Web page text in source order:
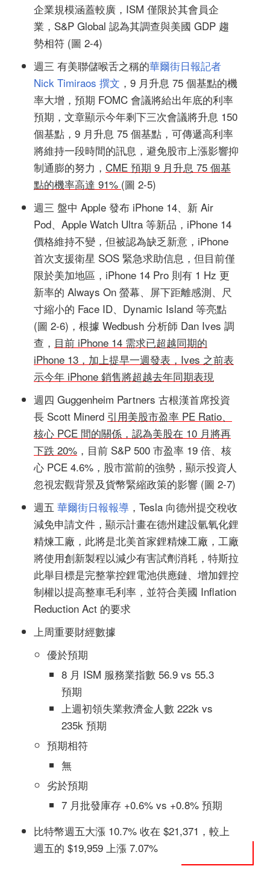
企業規模涵蓋較廣，ISM 僅限於其會員企
業，S&P Global 認為其調查與美國 GDP 趨
勢相符 (圖 2-4)
週三 有美聯儲喉舌之稱的華爾街日報記者
Nick Timiraos 撰文 ，9 月升息 75 個基點的機
率大增，預期 FOMC 會議將給出年底的利率
預期，文章顯示今年剩下三次會議將升息 150
個基點，9 月升息 75 個基點，可傳遞高利率
將維持一段時間的訊息，避免股市上漲影響抑
制通膨的努力， CME 預期 9 月升息 75 個基
點的機率高達 91% (圖 2-5)
週三 盤中 Apple 發布 iPhone 14、新 Air
Pod、Apple Watch Ultra 等新品，iPhone 14
價格維持不變，但被認為缺乏新意，iPhone
首次支援衛星 SOS 緊急求助信息，但目前僅
限於美加地區，iPhone 14 Pro 則有 1 Hz 更
新率的 Always On 螢幕、屏下距離感測、尺
寸縮小的 Face ID、Dynamic Island 等亮點
(圖 2-6)，根據 Wedbush 分析師 Dan Ives 調
查， 目前 iPhone 14 需求已超越同期的
iPhone 13，加上提早一週發表，Ives 之前表
示今年 iPhone 銷售將超越去年同期表現
週四 Guggenheim Partners 古根漢首席投資
長 Scott Minerd 引用美股市盈率 PE Ratio、
核心 PCE 間的關係，認為美股在 10 月將再
下跌 20% ，目前 S&P 500 市盈率 19 倍、核
心 PCE 4.6%，股市當前的強勢，顯示投資人
忽視宏觀背景及貨幣緊縮政策的影響 (圖 2-7)
週五 華爾街日報報導 ，Tesla 向德州提交稅收
減免申請文件，顯示計畫在德州建設氫氧化鋰
精煉工廠，此將是北美首家鋰精煉工廠，工廠
將使用創新製程以減少有害試劑消耗，特斯拉
此舉目標是完整掌控鋰電池供應鏈、增加鋰控
制權以提高整車毛利率，並符合美國 Inflation
Reduction Act 的要求
上周重要財經數據
優於預期
8 月 ISM 服務業指數 56.9 vs 55.3
預期
上週初領失業救濟金人數 222k vs
235k 預期
預期相符
無
劣於預期
7 月批發庫存 +0.6% vs +0.8% 預期
比特幣週五大漲 10.7% 收在 $21,371，較上
週五的 $19,959 上漲 7.07%